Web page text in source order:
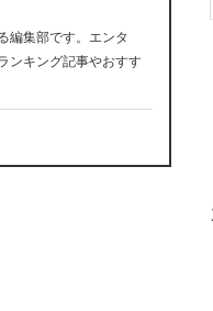
編集部です。エンタ
ンキング記事やおすす